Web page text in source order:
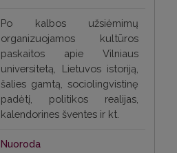
Po kalbos užsiėmimų
organizuojamos kultūros
paskaitos apie Vilniaus
universitetą, Lietuvos istoriją,
šalies gamtą, sociolingvistinę
padėtį, politikos realijas,
kalendorines šventes ir kt.
Nuoroda